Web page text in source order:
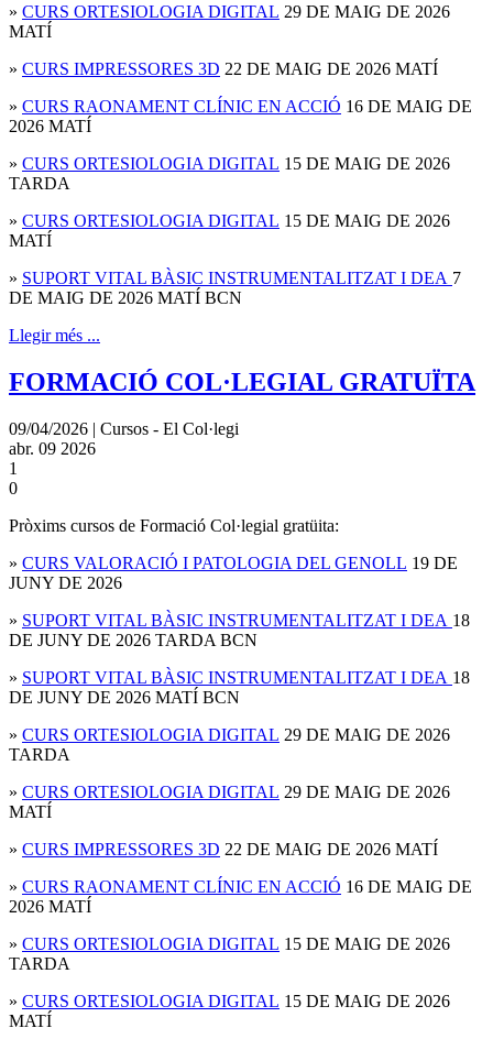
» CURS ORTESIOLOGIA DIGITAL 29 DE MAIG DE 2026
MATÍ
» CURS IMPRESSORES 3D 22 DE MAIG DE 2026 MATÍ
» CURS RAONAMENT CLÍNIC EN ACCIÓ 16 DE MAIG DE
2026 MATÍ
» CURS ORTESIOLOGIA DIGITAL 15 DE MAIG DE 2026
TARDA
» CURS ORTESIOLOGIA DIGITAL 15 DE MAIG DE 2026
MATÍ
» SUPORT VITAL BÀSIC INSTRUMENTALITZAT I DEA 7
DE MAIG DE 2026 MATÍ BCN
Llegir més ...
FORMACIÓ COL·LEGIAL GRATUÏTA
09/04/2026 | Cursos - El Col·legi
abr. 09 2026
1
0
Pròxims cursos de Formació Col·legial gratüita:
» CURS VALORACIÓ I PATOLOGIA DEL GENOLL 19 DE
JUNY DE 2026
» SUPORT VITAL BÀSIC INSTRUMENTALITZAT I DEA 18
DE JUNY DE 2026 TARDA BCN
» SUPORT VITAL BÀSIC INSTRUMENTALITZAT I DEA 18
DE JUNY DE 2026 MATÍ BCN
» CURS ORTESIOLOGIA DIGITAL 29 DE MAIG DE 2026
TARDA
» CURS ORTESIOLOGIA DIGITAL 29 DE MAIG DE 2026
MATÍ
» CURS IMPRESSORES 3D 22 DE MAIG DE 2026 MATÍ
» CURS RAONAMENT CLÍNIC EN ACCIÓ 16 DE MAIG DE
2026 MATÍ
» CURS ORTESIOLOGIA DIGITAL 15 DE MAIG DE 2026
TARDA
» CURS ORTESIOLOGIA DIGITAL 15 DE MAIG DE 2026
MATÍ